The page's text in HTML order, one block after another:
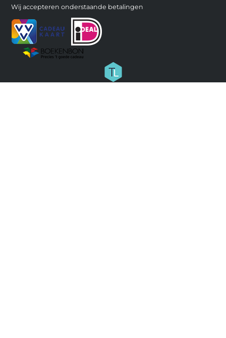
Wij accepteren onderstaande betalingen